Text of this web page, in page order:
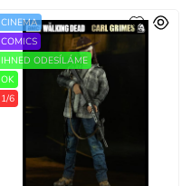
CINEMA
COMICS
IHNED ODESÍLÁME
OK
1/6